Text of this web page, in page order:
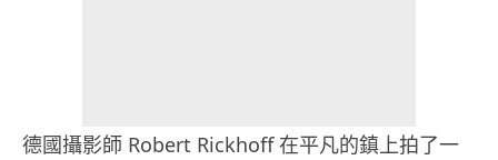
德國攝影師 Robert Rickhoff 在平凡的鎮上拍了一